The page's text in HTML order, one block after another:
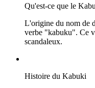
Qu'est-ce que le
L'origine du nom de
verbe "kabuku". Ce
scandaleux.
Histoire du Kabuki